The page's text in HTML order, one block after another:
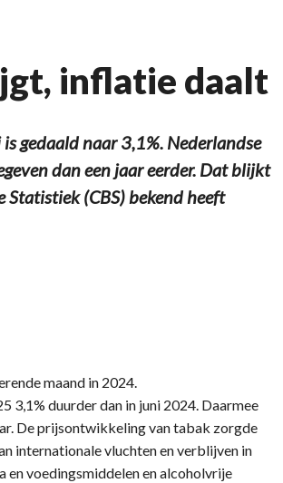
inflatie daalt
gedaald naar 3,1%. Nederlandse
dan een jaar eerder. Dat blijkt
(CBS) bekend heeft
maand in 2024.
3,1% duurder dan in juni 2024. Daarmee
De prijsontwikkeling van tabak zorgde
internationale vluchten en verblijven in
en voedingsmiddelen en alcoholvrije